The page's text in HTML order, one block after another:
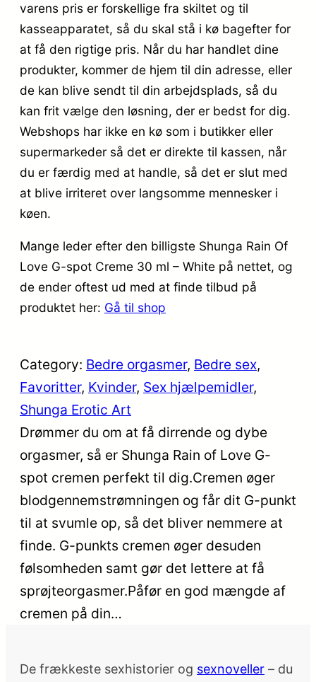
varens pris er forskellige fra skiltet og til
kasseapparatet, så du skal stå i kø bagefter for
at få den rigtige pris. Når du har handlet dine
produkter, kommer de hjem til din adresse, eller
de kan blive sendt til din arbejdsplads, så du
kan frit vælge den løsning, der er bedst for dig.
Webshops har ikke en kø som i butikker eller
supermarkeder så det er direkte til kassen, når
du er færdig med at handle, så det er slut med
at blive irriteret over langsomme mennesker i
køen.
Mange leder efter den billigste Shunga Rain Of
Love G-spot Creme 30 ml – White på nettet, og
de ender oftest ud med at finde tilbud på
produktet her: Gå til shop
Category: Bedre orgasmer, Bedre sex
Favoritter, Kvinder, Sex hjælpemidler
Shunga Erotic Art
Drømmer du om at få dirrende og dybe
orgasmer, så er Shunga Rain of Love G-
spot cremen perfekt til dig.Cremen øger
blodgennemstrømningen og får dit G-punkt
til at svumle op, så det bliver nemmere at
finde. G-punkts cremen øger desuden
følsomheden samt gør det lettere at få
sprøjteorgasmer.Påfør en god mængde af
cremen på din…
De frækkeste sexhistorier og sexnoveller – du